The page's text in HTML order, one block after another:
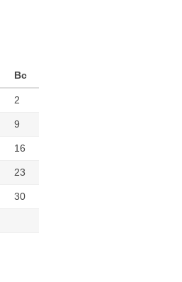
Вс
2
9
16
23
30